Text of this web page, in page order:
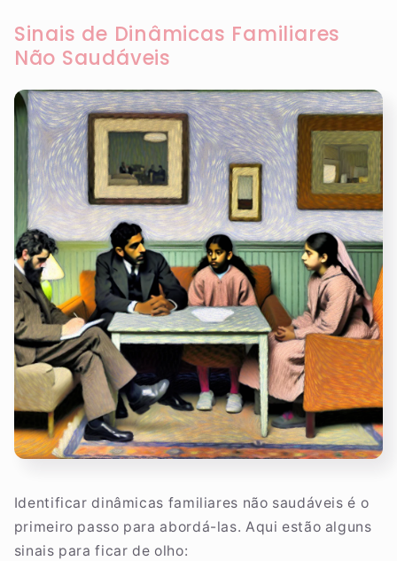
Sinais de Dinâmicas Familiares
Não Saudáveis
Identificar dinâmicas familiares não saudáveis é o
primeiro passo para abordá-las. Aqui estão alguns
sinais para ficar de olho: